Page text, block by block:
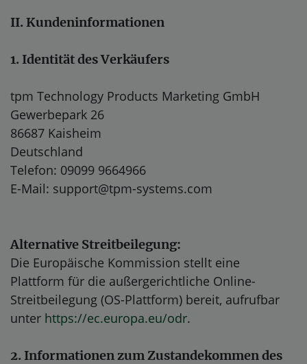
II. Kundeninformationen
1. Identität des Verkäufers
tpm Technology Products Marketing GmbH
Gewerbepark 26
86687 Kaisheim
Deutschland
Telefon: 09099 9664966
E-Mail: support@tpm-systems.com
Alternative Streitbeilegung:
Die Europäische Kommission stellt eine
Plattform für die außergerichtliche Online-
Streitbeilegung (OS-Plattform) bereit, aufrufbar
unter https://ec.europa.eu/odr.
2. Informationen zum Zustandekommen des